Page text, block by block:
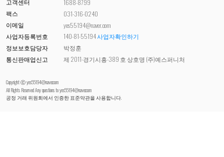
고객센터
1688-8799
팩스
031-316-0240
이메일
yes55194@naver.com
사업자등록번호
140-81-55194사업자확인하기
정보보호담당자
박정훈
통신판매업신고
제 2011-경기시흥-389 호 상호명 (주)예스퍼니처
Copyright ⓒ yes55194@naver.com
All Rights Reserved Any questions toyes55194@naver.com
공정 거래 위원회에서 인증한 표준약관을 사용합니다.